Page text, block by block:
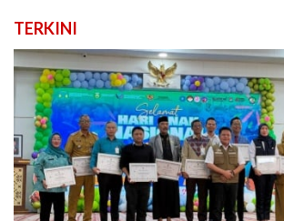
TERKINI